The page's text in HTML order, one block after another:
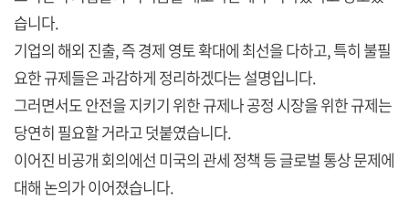
습니다.
기업의 해외 진출, 즉 경제 영토 확대에 최선을 다하고, 특히 불필
요한 규제들은 과감하게 정리하겠다는 설명입니다.
그러면서도 안전을 지키기 위한 규제나 공정 시장을 위한 규제는
당연히 필요할 거라고 덧붙였습니다.
이어진 비공개 회의에선 미국의 관세 정책 등 글로벌 통상 문제에
대해 논의가 이어졌습니다.